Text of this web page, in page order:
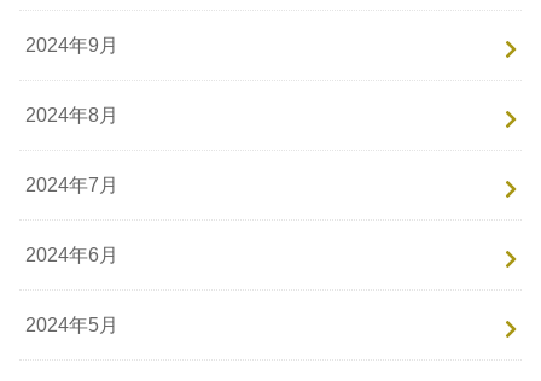
2024年9月
2024年8月
2024年7月
2024年6月
2024年5月